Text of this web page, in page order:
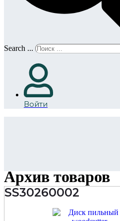
Search ...
Войти
Архив товаров
SS30260002